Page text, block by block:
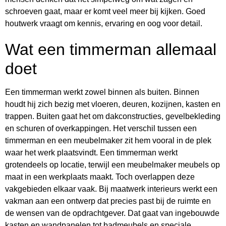
schroeven gaat, maar er komt veel meer bij kijken. Goed
houtwerk vraagt om kennis, ervaring en oog voor detail.
Wat een timmerman allemaal
doet
Een timmerman werkt zowel binnen als buiten. Binnen
houdt hij zich bezig met vloeren, deuren, kozijnen, kasten en
trappen. Buiten gaat het om dakconstructies, gevelbekleding
en schuren of overkappingen. Het verschil tussen een
timmerman en een meubelmaker zit hem vooral in de plek
waar het werk plaatsvindt. Een timmerman werkt
grotendeels op locatie, terwijl een meubelmaker meubels op
maat in een werkplaats maakt. Toch overlappen deze
vakgebieden elkaar vaak. Bij maatwerk interieurs werkt een
vakman aan een ontwerp dat precies past bij de ruimte en
de wensen van de opdrachtgever. Dat gaat van ingebouwde